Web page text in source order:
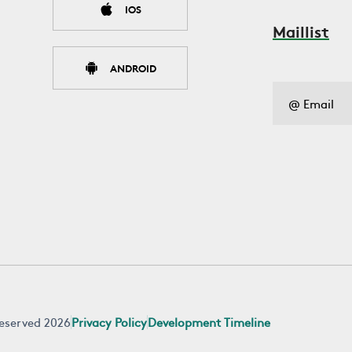
IOS
ANDROID
Maillist
2026Privacy PolicyDevelopment Timeline